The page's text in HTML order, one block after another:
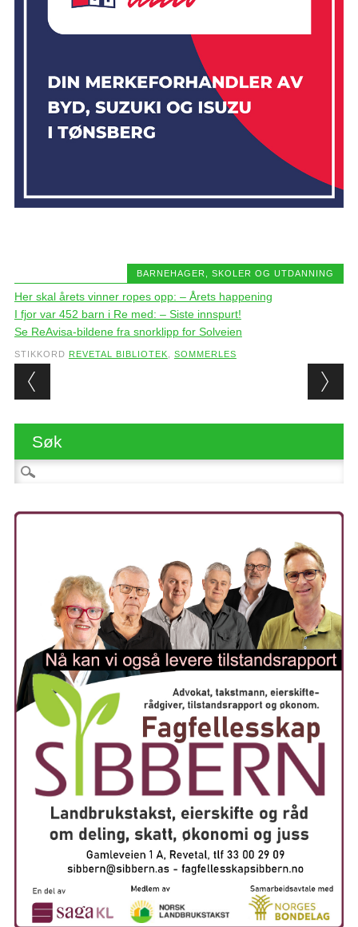
BARNEHAGER, SKOLER OG UTDANNING
Her skal årets vinner ropes opp: – Årets happening
I fjor var 452 barn i Re med: – Siste innspurt!
Se ReAvisa-bildene fra snorklipp for Solveien
STIKKORD REVETAL BIBLIOTEK SOMMERLES
Post navigation
Søk
Søk etter: